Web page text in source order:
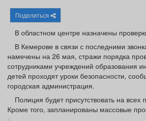
Афиша Обучение
Товары Поздравления
Поделиться
В областном центре назначены
В Кемерове в связи с последними
намечены на 26 мая, стражи порядка
сотрудниками учреждений образования
детей проходят уроки безопасности,
городская администрация.
Полиция будет присутствовать на всех
Кроме того, запланированы массовые